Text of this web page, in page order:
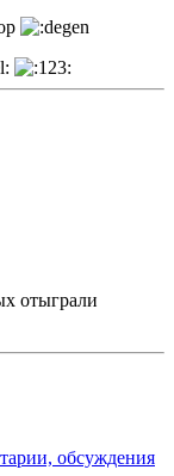
отыграли
обсуждения